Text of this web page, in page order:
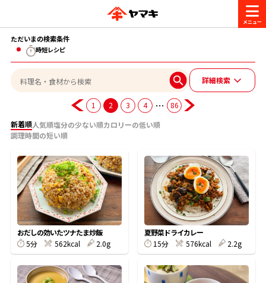
商品情報
ヤマキ『めんつゆ』 ヤマキ 割烹白だし
レシピ
おいしいレシピを探す
おいしいレシピトップ
主食レシピ
主菜レシピ
汁物レシピ
かつお節・だしを楽しむ
かつお節・だしを知る
だしの取り方
かつお節の削り方
かつお節・だしをもっと知る
CM・キャンペーン
キャンペーン一覧
企業・採用情報
企業情報
- 百年対話
お問い合わせ
ヤマキお客様相談室
オンラインショップ
ただいまの検索条件
時短レシピ
詳細検索
1 2 3 4 …
86
新着順人気順塩分の少ない順カロリーの低い順
調理時間の短い順
おだしの効いたツナたま炒飯
5分
562kcal 2.0g
夏野菜ドライカレー
15分
576kcal 2.2g